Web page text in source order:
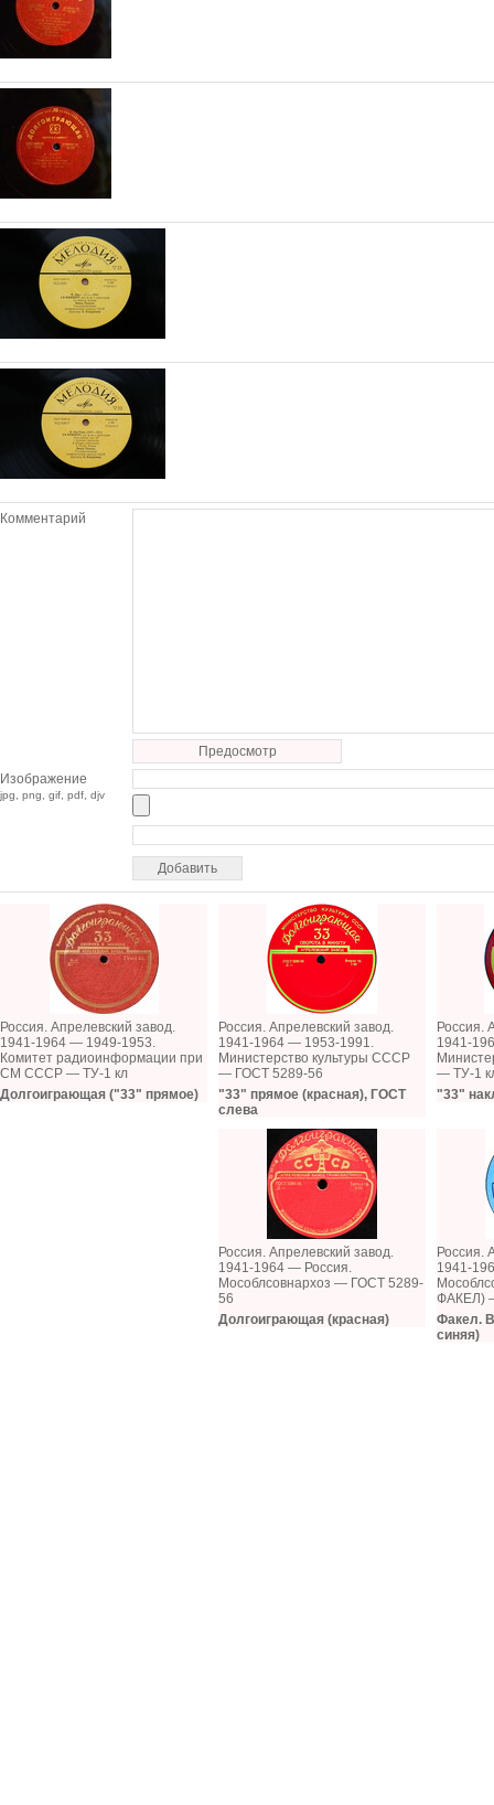
Комментарий
Предосмотр
Изображение
jpg, png, gif, pdf, djv
Россия. Апрелевский завод.
1941-1964 — 1949-1953.
Комитет радиоинформации при
СМ СССР — ТУ-1 кл
Долгоиграющая ("33" прямое)
Россия. Апрелевский завод.
1941-1964 — 1953-1991.
Министерство культуры СССР
— ГОСТ 5289-56
"33" прямое (красная), ГОСТ
слева
Россия.
1941-
— ТУ-1
"33"
Россия. Апрелевский завод.
1941-1964 — Россия.
Мособлсовнархоз — ГОСТ 5289-
56
Долгоиграющая (красная)
Россия.
1941-
ФАКЕЛ)
Факел.
синяя)